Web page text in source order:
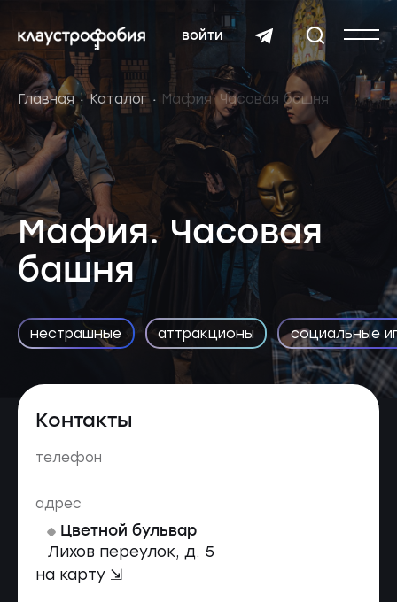
войти
Главная Каталог Мафия. Часовая башня
Мафия. Часовая
башня
нестрашные аттракционы социальные
Контакты
телефон
адрес
Цветной бульвар
Лихов переулок, д. 5
на карту ⇲